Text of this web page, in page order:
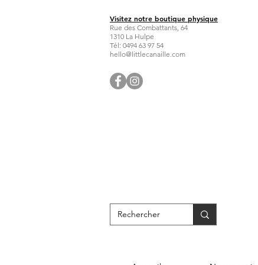
Visitez notre boutique physique
Rue des Combattants, 64
1310 La Hulpe
Tél: 0494 63 97 54
hello@littlecanaille.com